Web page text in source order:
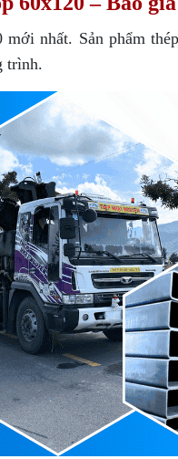
nhất. Sản phẩm
trình.